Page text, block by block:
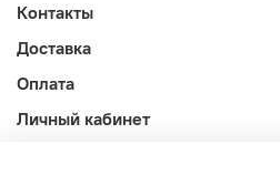
Контакты
Доставка
Оплата
Личный кабинет